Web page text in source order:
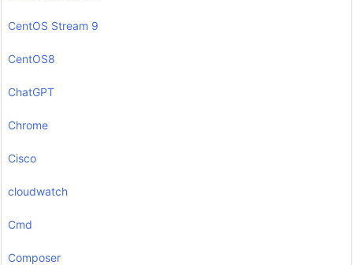
CentOS Stream 9
CentOS8
ChatGPT
Chrome
Cisco
cloudwatch
Cmd
Composer